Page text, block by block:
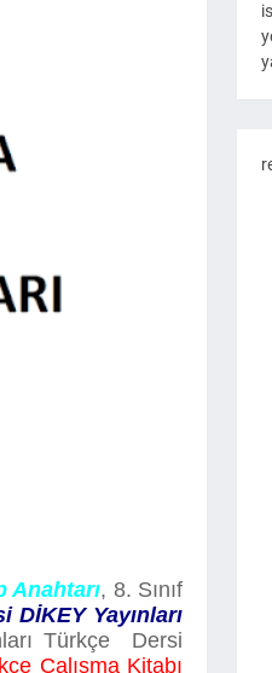
Anahtarı, 8. Sınıf
DİKEY Yayınları
Türkçe Dersi
Çalışma Kitabı